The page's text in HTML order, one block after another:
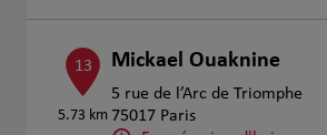
13
5.73 km
Mickael Ouaknine
5 rue de l’Arc de Triomphe
75017 Paris